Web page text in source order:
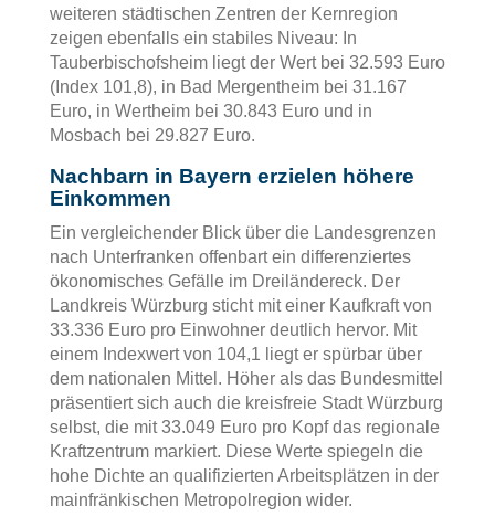
weiteren städtischen Zentren der Kernregion
zeigen ebenfalls ein stabiles Niveau: In
Tauberbischofsheim liegt der Wert bei 32.593 Euro
(Index 101,8), in Bad Mergentheim bei 31.167
Euro, in Wertheim bei 30.843 Euro und in
Mosbach bei 29.827 Euro.
Nachbarn in Bayern erzielen höhere
Einkommen
Ein vergleichender Blick über die Landesgrenzen
nach Unterfranken offenbart ein differenziertes
ökonomisches Gefälle im Dreiländereck. Der
Landkreis Würzburg sticht mit einer Kaufkraft von
33.336 Euro pro Einwohner deutlich hervor. Mit
einem Indexwert von 104,1 liegt er spürbar über
dem nationalen Mittel. Höher als das Bundesmittel
präsentiert sich auch die kreisfreie Stadt Würzburg
selbst, die mit 33.049 Euro pro Kopf das regionale
Kraftzentrum markiert. Diese Werte spiegeln die
hohe Dichte an qualifizierten Arbeitsplätzen in der
mainfränkischen Metropolregion wider.